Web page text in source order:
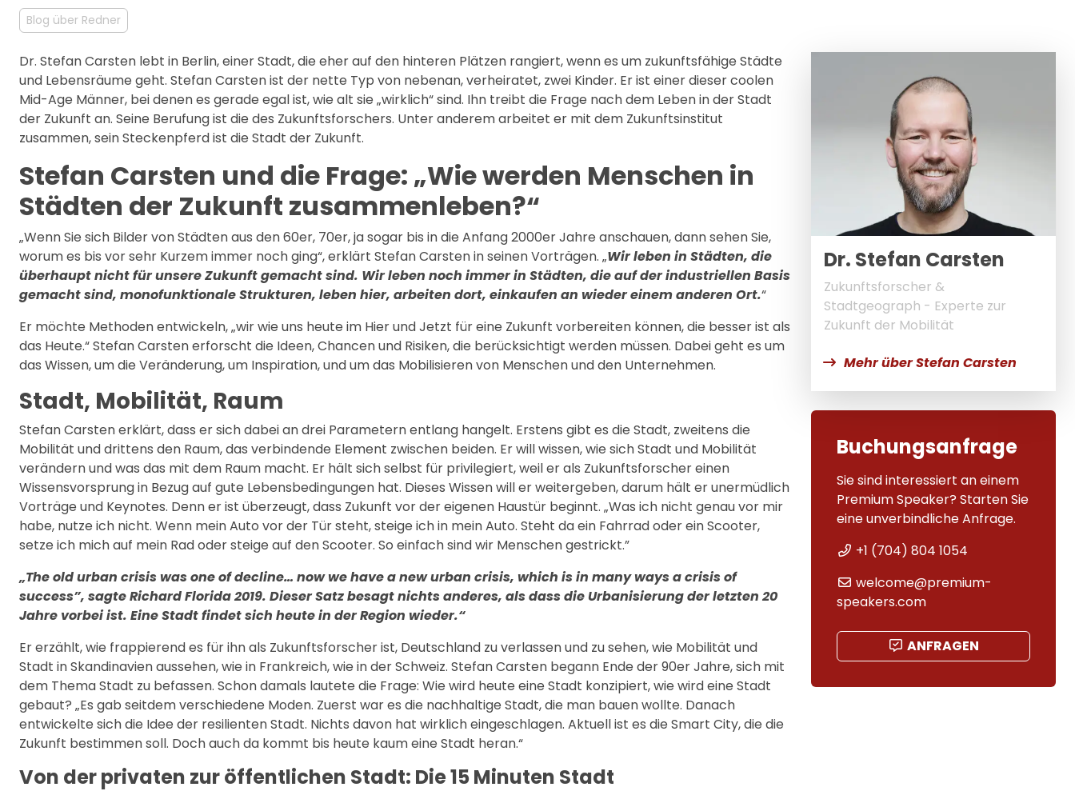
Blog über Redner
Dr. Stefan Carsten lebt in Berlin, einer Stadt, die eher auf den hinteren Plätzen rangiert, wenn es um zukunftsfähige Städte
und Lebensräume geht. Stefan Carsten ist der nette Typ von nebenan, verheiratet, zwei Kinder. Er ist einer dieser coolen
Mid-Age Männer, bei denen es gerade egal ist, wie alt sie „wirklich“ sind. Ihn treibt die Frage nach dem Leben in der Stadt
der Zukunft an. Seine Berufung ist die des Zukunftsforschers. Unter anderem arbeitet er mit dem Zukunftsinstitut
zusammen, sein Steckenpferd ist die Stadt der Zukunft.
Stefan Carsten und die Frage: „Wie werden Menschen in
Städten der Zukunft zusammenleben?“
„Wenn Sie sich Bilder von Städten aus den 60er, 70er, ja sogar bis in die Anfang 2000er Jahre anschauen, dann sehen Sie,
worum es bis vor sehr Kurzem immer noch ging“, erklärt Stefan Carsten in seinen Vorträgen. „Wir leben in Städten, die
überhaupt nicht für unsere Zukunft gemacht sind. Wir leben noch immer in Städten, die auf der industriellen Basis
gemacht sind, monofunktionale Strukturen, leben hier, arbeiten dort, einkaufen an wieder einem anderen Ort.“
Er möchte Methoden entwickeln, „wir wie uns heute im Hier und Jetzt für eine Zukunft vorbereiten können, die besser ist als
das Heute.“ Stefan Carsten erforscht die Ideen, Chancen und Risiken, die berücksichtigt werden müssen. Dabei geht es um
das Wissen, um die Veränderung, um Inspiration, und um das Mobilisieren von Menschen und den Unternehmen.
Stadt, Mobilität, Raum
Stefan Carsten erklärt, dass er sich dabei an drei Parametern entlang hangelt. Erstens gibt es die Stadt, zweitens die
Mobilität und drittens den Raum, das verbindende Element zwischen beiden. Er will wissen, wie sich Stadt und Mobilität
verändern und was das mit dem Raum macht. Er hält sich selbst für privilegiert, weil er als Zukunftsforscher einen
Wissensvorsprung in Bezug auf gute Lebensbedingungen hat. Dieses Wissen will er weitergeben, darum hält er unermüdlich
Vorträge und Keynotes. Denn er ist überzeugt, dass Zukunft vor der eigenen Haustür beginnt. „Was ich nicht genau vor mir
habe, nutze ich nicht. Wenn mein Auto vor der Tür steht, steige ich in mein Auto. Steht da ein Fahrrad oder ein Scooter,
setze ich mich auf mein Rad oder steige auf den Scooter. So einfach sind wir Menschen gestrickt.”
„The old urban crisis was one of decline… now we have a new urban crisis, which is in many ways a crisis of
success”, sagte Richard Florida 2019. Dieser Satz besagt nichts anderes, als dass die Urbanisierung der letzten 20
Jahre vorbei ist. Eine Stadt findet sich heute in der Region wieder.“
Er erzählt, wie frappierend es für ihn als Zukunftsforscher ist, Deutschland zu verlassen und zu sehen, wie Mobilität und
Stadt in Skandinavien aussehen, wie in Frankreich, wie in der Schweiz. Stefan Carsten begann Ende der 90er Jahre, sich mit
dem Thema Stadt zu befassen. Schon damals lautete die Frage: Wie wird heute eine Stadt konzipiert, wie wird eine Stadt
gebaut? „Es gab seitdem verschiedene Moden. Zuerst war es die nachhaltige Stadt, die man bauen wollte. Danach
entwickelte sich die Idee der resilienten Stadt. Nichts davon hat wirklich eingeschlagen. Aktuell ist es die Smart City, die die
Zukunft bestimmen soll. Doch auch da kommt bis heute kaum eine Stadt heran.“
Von der privaten zur öffentlichen Stadt: Die 15 Minuten Stadt
Dr. Stefan Carsten
Zukunftsforscher &
Stadtgeograph - Experte zur
Zukunft der Mobilität
Mehr über Stefan Carsten
Buchungsanfrage
Sie sind interessiert an einem
Premium Speaker? Starten Sie
eine unverbindliche Anfrage.
+1 (704) 804 1054
welcome@premium-
speakers.com
ANFRAGEN